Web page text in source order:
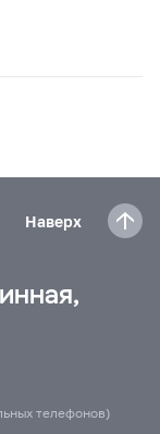
Наверх
телефонов)